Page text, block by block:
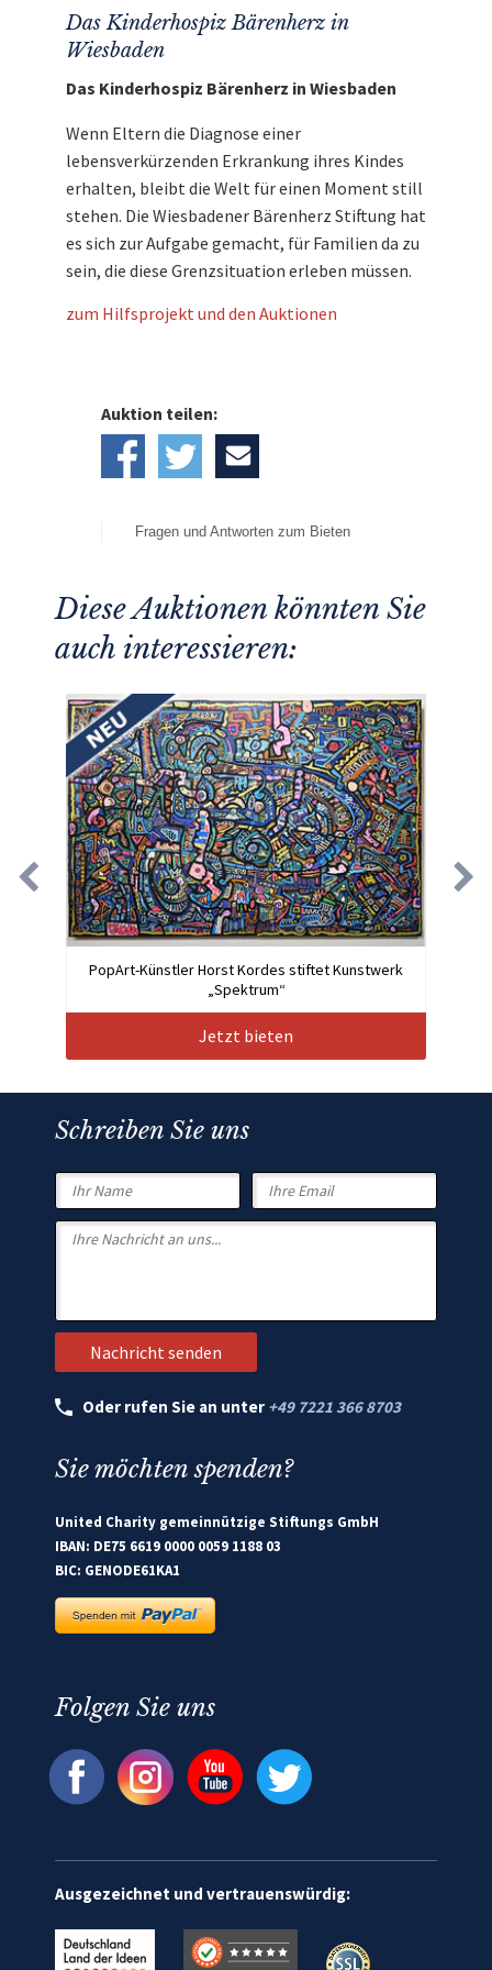
Das Kinderhospiz Bärenherz in
Wiesbaden
Das Kinderhospiz Bärenherz in Wiesbaden
Wenn Eltern die Diagnose einer
lebensverkürzenden Erkrankung ihres Kindes
erhalten, bleibt die Welt für einen Moment still
stehen. Die Wiesbadener Bärenherz Stiftung hat
es sich zur Aufgabe gemacht, für Familien da zu
sein, die diese Grenzsituation erleben müssen.
zum Hilfsprojekt und den Auktionen
Auktion teilen:
Fragen und Antworten zum Bieten
Diese Auktionen könnten Sie
auch interessieren:
PopArt-Künstler Horst Kordes stiftet Kunstwerk
„Spektrum“
Jetzt bieten
Schreiben Sie uns
Oder rufen Sie an unter +49 7221 366 8703
Sie möchten spenden?
United Charity gemeinnützige Stiftungs GmbH
IBAN: DE75 6619 0000 0059 1188 03
BIC: GENODE61KA1
Folgen Sie uns
Ausgezeichnet und vertrauenswürdig: